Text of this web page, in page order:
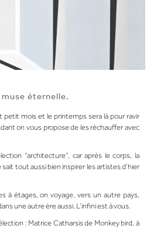
éternelle.
petit mois et le printemps sera là pour ravir
on vous propose de les réchauffer avec
“architecture”, car après le corps, la
sait tout aussi bien inspirer les artistes d’hier
à étages, on voyage, vers un autre pays,
une autre ère aussi. L’infini est à vous.
: Matrice Catharsis de Monkey bird, à